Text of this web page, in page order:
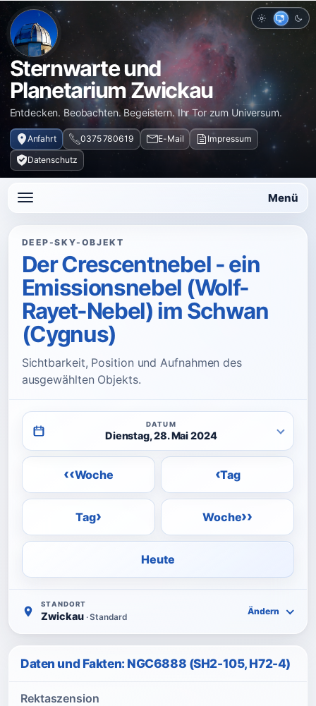
Sternwarte und
Planetarium Zwickau
Entdecken. Beobachten. Begeistern. Ihr Tor zum Universum.
Anfahrt 0375 780619 E-Mail
Impressum
Datenschutz
Hell Auto
Menü
DEEP-SKY-OBJEKT
Der Crescentnebel - ein
Emissionsnebel (Wolf-
Rayet-Nebel) im Schwan
(Cygnus)
Sichtbarkeit, Position und Aufnahmen des
ausgewählten Objekts.
‹‹Woche ‹Tag
DATUM
Dienstag, 28. Mai 2024
Tag› Woche››
Heute
STANDORT
Zwickau · Standard
Ändern
Daten und Fakten: NGC6888 (SH2-105, H72-4)
Rektaszension